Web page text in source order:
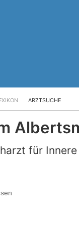
ARZTSUCHE
für